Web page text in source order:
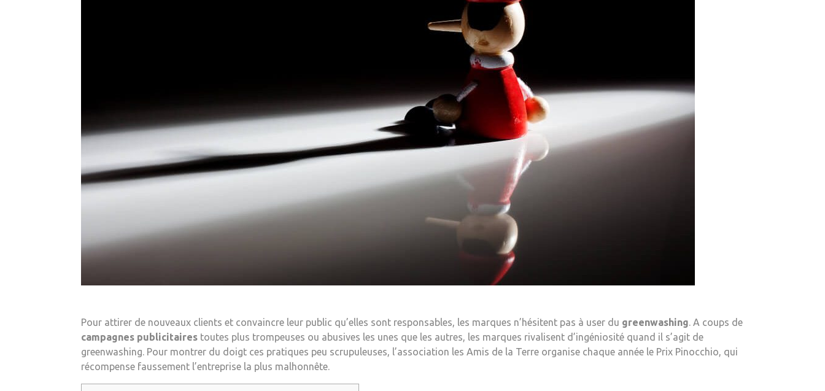
Pour attirer de nouveaux clients et convaincre leur public qu’elles sont responsables, les marques n’hésitent pas à user du greenwashing. A coups de
campagnes publicitaires toutes plus trompeuses ou abusives les unes que les autres, les marques rivalisent d’ingéniosité quand il s’agit de
greenwashing. Pour montrer du doigt ces pratiques peu scrupuleuses, l’association les Amis de la Terre organise chaque année le Prix Pinocchio, qui
récompense faussement l’entreprise la plus malhonnête.